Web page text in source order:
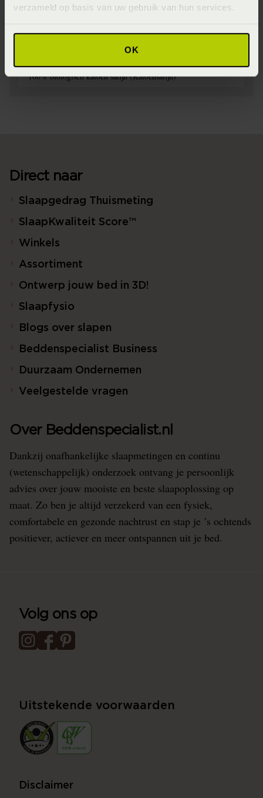
verzameld op basis van uw gebruik van hun services.
OK
Wasinstructie
Maximaal 60 graden (Wassen op maximaal 60 graden)
100% biologisch katoen satijn (Katoensatijn)
Direct naar
Slaapgedrag Thuismeting
SlaapKwaliteit Score™
Winkels
Assortiment
Ontwerp jouw bed in 3D!
Slaapfysio
Blogs over slapen
Beddenspecialist Business
Duurzaam Ondernemen
Veelgestelde vragen
Over Beddenspecialist.nl
Dankzij onafhankelijke slaapmetingen en continu
(wetenschappelijk) onderzoek ontvang je persoonlijk
advies over jouw mooiste en beste slaapoplossing op
maat. Zo ben je altijd verzekerd van een fysiek,
comfortabele en gezonde nachtrust en stap je ’s ochtends
positiever, actiever en meer ontspannen uit je bed.
Volg ons op
Uitstekende voorwaarden
Disclaimer